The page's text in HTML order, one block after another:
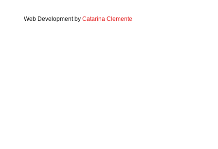
Web Development by Catarina Clemente